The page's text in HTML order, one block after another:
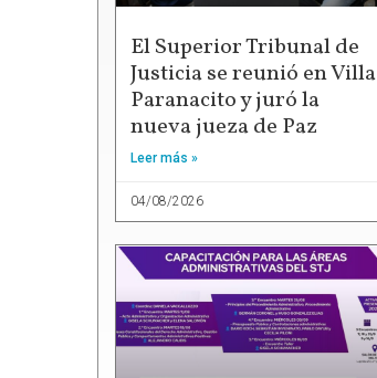
El Superior Tribunal de
Justicia se reunió en Villa
Paranacito y juró la
nueva jueza de Paz
Leer más »
04/08/2026